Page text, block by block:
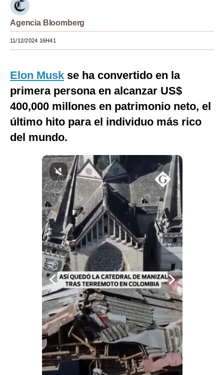
México
España
Internacional
Club del Suscriptor
Mix
G de Gestión
Gestión TV
Fotogalerías
gestion.pe
Condiciones
Privacidad
Agencia Bloomberg
11/12/2024 16H41
Elon Musk se ha convertido en la
primera persona en alcanzar US$
400,000 millones en patrimonio neto, el
último hito para el individuo más rico
del mundo.